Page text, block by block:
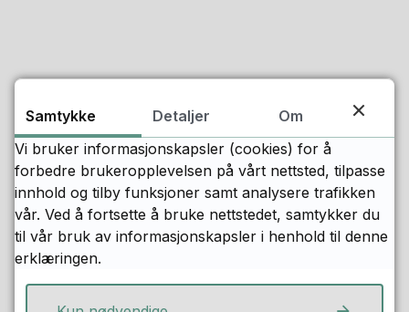
Fant du det du lette etter?
Samtykke Detaljer
Om
Vi bruker informasjonskapsler (cookies) for å
forbedre brukeropplevelsen på vårt nettsted, tilpasse
innhold og tilby funksjoner samt analysere trafikken
vår. Ved å fortsette å bruke nettstedet, samtykker du
til vår bruk av informasjonskapsler i henhold til denne
erklæringen.